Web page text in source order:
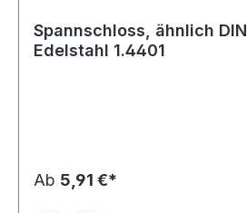
Spannschloss, ähnlich
Edelstahl 1.4401
Ab 5,91 €*